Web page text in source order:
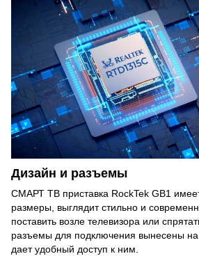
Дизайн и разъемы
СМАРТ ТВ приставка RockTek GB1
размеры, выглядит стильно и
поставить возле телевизора или
разъемы для подключения вынесены на
дает удобный доступ к ним.